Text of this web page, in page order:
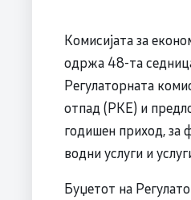
Комисијата за
одржа 48-та
Регулаторната
отпад (РКЕ) и
годишен приход, за
водни услуги и
Буџетот на